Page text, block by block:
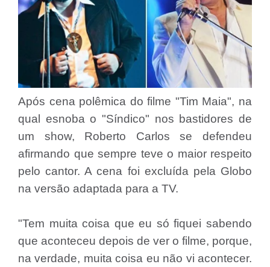
Após cena polêmica do filme "Tim Maia", na
qual esnoba o "Síndico" nos bastidores de
um show, Roberto Carlos se defendeu
afirmando que sempre teve o maior respeito
pelo cantor. A cena foi excluída pela Globo
na versão adaptada para a TV.
"Tem muita coisa que eu só fiquei sabendo
que aconteceu depois de ver o filme, porque,
na verdade, muita coisa eu não vi acontecer.